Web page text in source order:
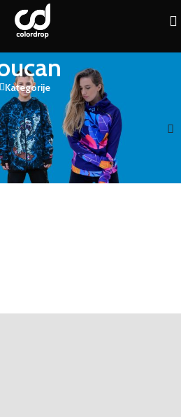
Kategorije
Prikazan jedan rezultat